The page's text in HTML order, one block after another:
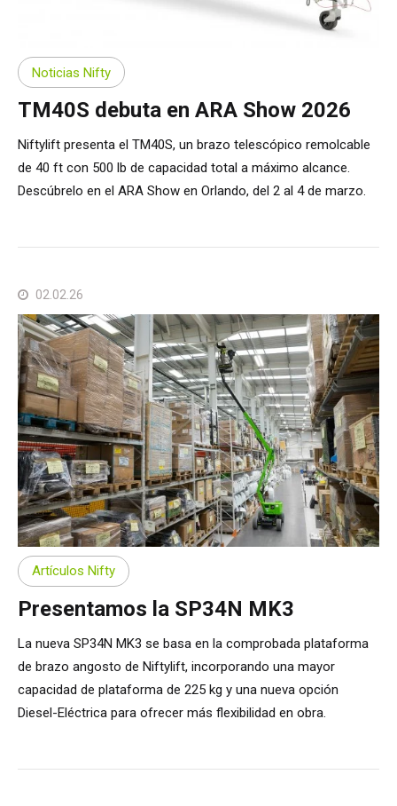
Noticias Nifty
TM40S debuta en ARA Show 2026
Niftylift presenta el TM40S, un brazo telescópico remolcable
de 40 ft con 500 lb de capacidad total a máximo alcance.
Descúbrelo en el ARA Show en Orlando, del 2 al 4 de marzo.
02.02.26
Artículos Nifty
Presentamos la SP34N MK3
La nueva SP34N MK3 se basa en la comprobada plataforma
de brazo angosto de Niftylift, incorporando una mayor
capacidad de plataforma de 225 kg y una nueva opción
Diesel-Eléctrica para ofrecer más flexibilidad en obra.